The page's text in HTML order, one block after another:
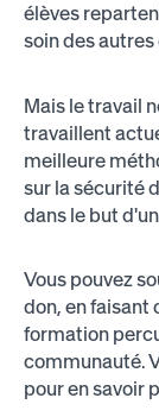
élèves
soin des
Mais le travail
travaillent
meilleure
sur la sécurité
dans le but
Vous pouvez
don, en faisant
formation
communauté.
pour en savoir